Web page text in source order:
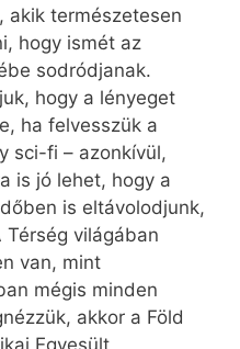
akik természetesen
hogy ismét az
sodródjanak.
hogy a lényeget
ha felvesszük a
sci-fi – azonkívül,
is jó lehet, hogy a
is eltávolodjunk,
Térség világában
van, mint
mégis minden
akkor a Föld
Egyesült